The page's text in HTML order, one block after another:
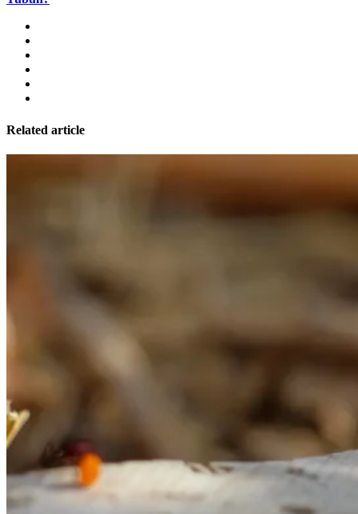
Related article